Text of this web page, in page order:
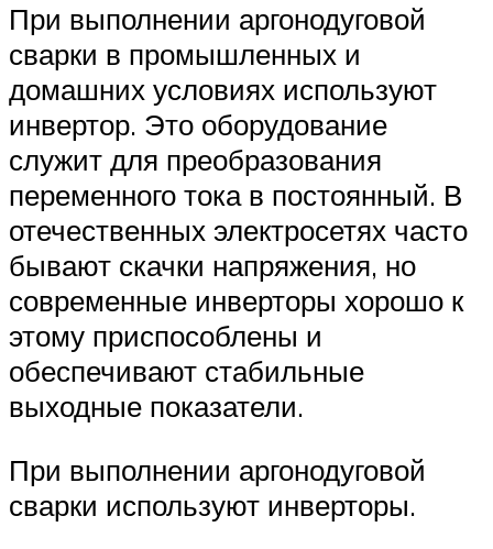
При выполнении аргонодуговой
сварки в промышленных и
домашних условиях используют
инвертор. Это оборудование
служит для преобразования
переменного тока в постоянный. В
отечественных электросетях часто
бывают скачки напряжения, но
современные инверторы хорошо к
этому приспособлены и
обеспечивают стабильные
выходные показатели.
При выполнении аргонодуговой
сварки используют инверторы.